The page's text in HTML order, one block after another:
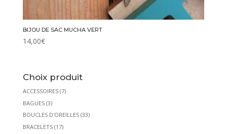
BIJOU DE SAC MUCHA VERT
14,00€
Choix produit
ACCESSOIRES (7)
BAGUES (3)
BOUCLES D'OREILLES (33)
BRACELETS (17)